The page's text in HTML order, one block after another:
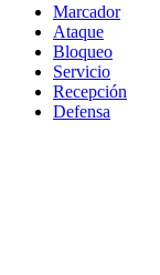
Marcador
Ataque
Bloqueo
Servicio
Recepción
Defensa